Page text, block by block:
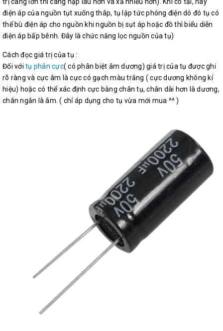
điện áp của nguồn tụt xuống thâp, tụ lập tức phóng điện dó đó tụ có
thể bù điện áp cho nguồn khi nguồn bị sụt áp hoặc đồ thì biểu diễn
điện áp bấp bênh. Đây là chức năng lọc nguồn của tụ)
Cách đọc giá trị của tụ :
Đối với tụ phân cực( có phân biệt âm dương) giá trị của tụ được ghi
rõ ràng và cực âm là cực có gạch màu trắng ( cực dương không kí
hiệu) hoặc có thể xác định cực bằng chân tụ, chân dài hơn là dương,
chân ngắn là âm. ( chỉ áp dụng cho tụ vừa mới mua ^^ )